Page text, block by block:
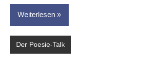
Weiterlesen
Der Poesie-Talk